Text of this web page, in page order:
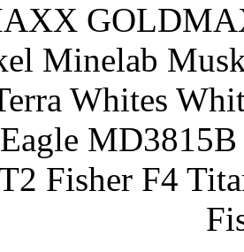
Minelab
Whites
Fisher F4